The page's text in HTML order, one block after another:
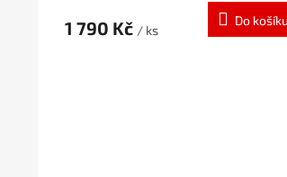
1 790 Kč / ks
Do košíku